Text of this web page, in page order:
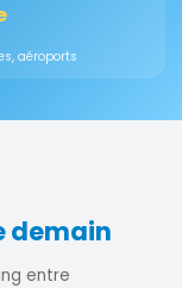
aéroports
demain
entre